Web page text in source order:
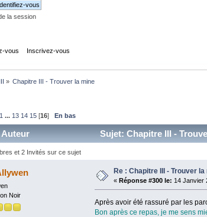
la session
vous Inscrivez-vous
» Chapitre III - Trouver la mine
1 ... 13 14 15 [16]En bas
Auteur Sujet: Chapitre III -
et 2 Invités sur ce sujet
Noir
Re : Chapitre III - Trouver la
«Réponse #300 le: 14 Janvier
Après avoir été rassuré par les
Bon après ce repas, je me sens